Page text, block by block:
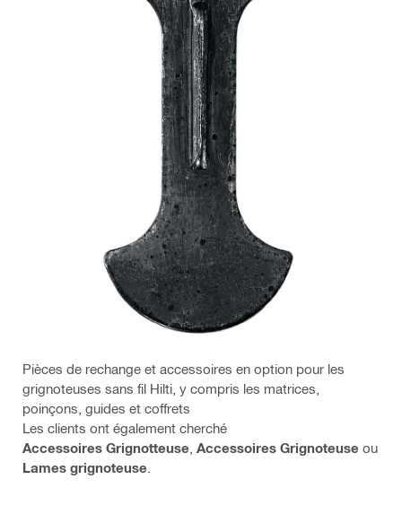
Pièces de rechange et accessoires en option pour les
grignoteuses sans fil Hilti, y compris les matrices,
poinçons, guides et coffrets
Les clients ont également cherché
Accessoires Grignotteuse Accessoires Grignoteuse ou
Lames grignoteuse